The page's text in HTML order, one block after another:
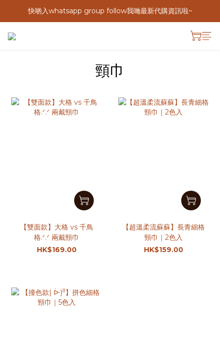
快啲入whatsapp group follow我哋最新代購資訊啦~
頸巾
【雙面款】大格 vs 千鳥
格.ᐟ.ᐟ 兩戴頸巾
HK$169.00
【超溫柔流蘇蘇】長青細格
頸巾｜2色入
HK$159.00